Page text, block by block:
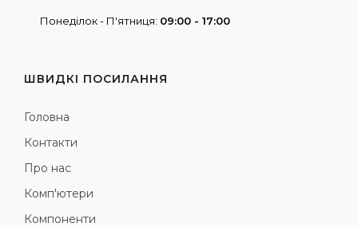
Понеділок - П'ятниця: 09:00 - 17:00
ШВИДКІ ПОСИЛАННЯ
Головна
Контакти
Про нас
Комп'ютери
Компоненти